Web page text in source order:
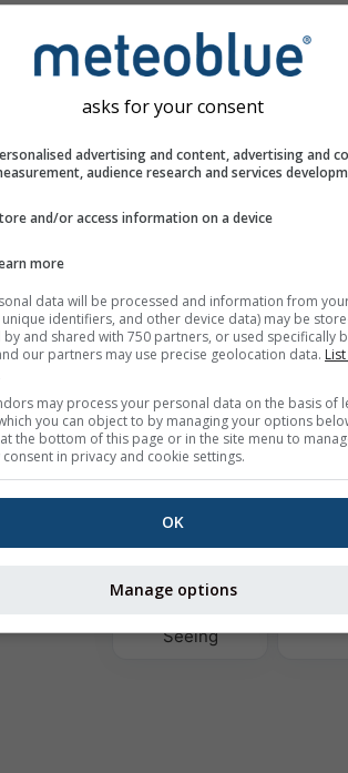
Prognoza tworzona jest
użyciu modeli
się kilka przebiegów
początkowymi, aby
oszacować
prognozy.
Więcej danych
Prognoza
sezonowa
Seeing
asks for your consent
advertising and content, advertising and
audience research and services
and/or access information on a device
more
data will be processed and information from
unique identifiers, and other device data) may be
by and shared with 750 partners, or used specifically
our partners may use precise geolocation data.
may process your personal data on the basis of
you can object to by managing your options
the bottom of this page or in the site menu to
in privacy and cookie settings.
OK
Manage options